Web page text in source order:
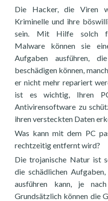
Die Hacker, die Viren
Kriminelle und ihre
sein. Mit Hilfe solch
Malware können sie
Aufgaben ausführen,
beschädigen können,
er nicht mehr repariert
ist es wichtig, Ihren
Antivirensoftware zu
ihren versteckten Daten
Was kann mit dem PC
rechtzeitig entfernt wird?
Die trojanische Natur ist
die schädlichen
ausführen kann, je
Grundsätzlich können die